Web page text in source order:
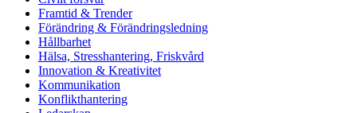
Framtid & Trender
Förändring & Förändringsledning
Hållbarhet
Hälsa, Stresshantering, Friskvård
Innovation & Kreativitet
Kommunikation
Konflikthantering